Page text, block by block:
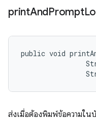
printAndPrompt
public void
ส่งเมื่อต้องพิมพ์ข้อความใ